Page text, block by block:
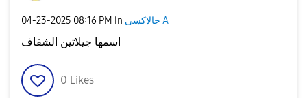
‎04-23-2025 08:16 PM in جالاكسى A
اسمها جيلاتين الشفاف
0 Likes